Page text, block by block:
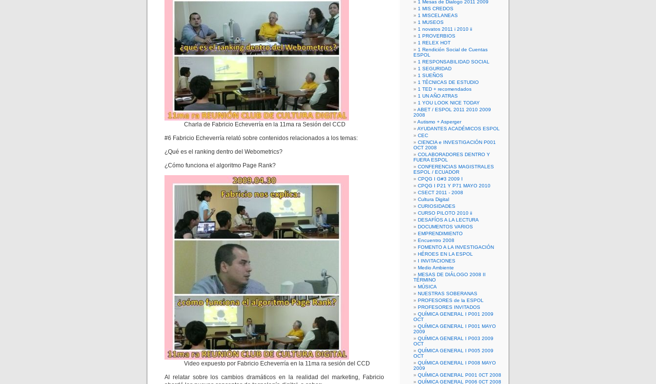
Charla de Fabricio Echeverría en la 11ma ra Sesión del CCD
#6 Fabricio Echeverría relató sobre contenidos relacionados a los temas:
¿Qué es el ranking dentro del Webometrics?
¿Cómo funciona el algoritmo Page Rank?
Video expuesto por Fabricio Echeverría en la 11ma ra sesión del CCD
Al relatar sobre los cambios dramáticos en la realidad del marketing, Fabricio
1 Mesas de Dialogo 2011 2009
1 MIS CREDOS
1 MISCELANEAS
1 MUSEOS
1 novatos 2011 i 2010 ii
1 PROVERBIOS
1 RELEX HOT
1 Rendición Social de Cuentas
ESPOL
1 RESPONSABILIDAD SOCIAL
1 SEGURIDAD
1 SUEÑOS
1 TÉCNICAS DE ESTUDIO
1 TED + recomendados
1 UN AÑO ATRAS
1 YOU LOOK NICE TODAY
ABET / ESPOL 2011 2010 2009
2008
Autismo + Asperger
AYUDANTES ACADÉMICOS ESPOL
CEC
CIENCIA e INVESTIGACIÓN P001
OCT 2008
COLABORADORES DENTRO Y
FUERA ESPOL
CONFERENCIAS MAGISTRALES
ESPOL / ECUADOR
CPQG I G#3 2009 I
CPQG I P21 Y P71 MAYO 2010
CSECT 2011 - 2008
Cultura Digital
CURIOSIDADES
CURSO PILOTO 2010 ii
DESAFÍOS A LA LECTURA
DOCUMENTOS VARIOS
EMPRENDIMIENTO
Encuentro 2008
FOMENTO A LA INVESTIGACIÓN
HÉROES EN LA ESPOL
I INVITACIONES
Medio Ambiente
MESAS DE DIÁLOGO 2008 II
TÉRMINO
MÚSICA
NUESTRAS SOBERANAS
PROFESORES de la ESPOL
PROFESORES INVITADOS
QUÍMICA GENERAL I P001 2009
OCT
QUÍMICA GENERAL I P001 MAYO
2009
QUÍMICA GENERAL I P003 2009
OCT
QUÍMICA GENERAL I P005 2009
OCT
QUÍMICA GENERAL I P008 MAYO
2009
QUÍMICA GENERAL P001 0CT 2008
QUÍMICA GENERAL P006 0CT 2008